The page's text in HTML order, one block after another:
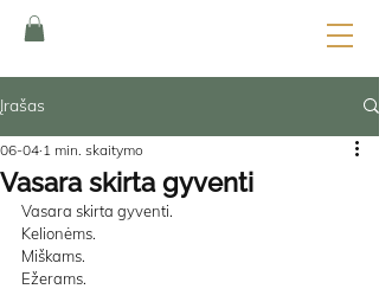
Įrašas
Vasara skirta gyventi
06-04 1 min. skaitymo
Vasara skirta gyventi.
Kelionėms.
Miškams.
Ežerams.